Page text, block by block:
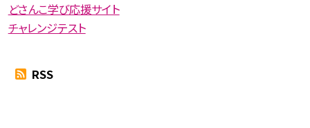
どさんこ学び応援サイト
チャレンジテスト
RSS